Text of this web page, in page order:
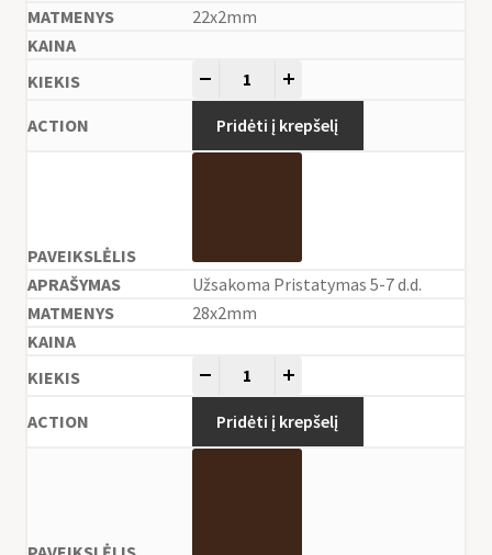
22x2mm
Pridėti į krepšelį
Užsakoma Pristatymas 5-7 d.d.
28x2mm
Pridėti į krepšelį